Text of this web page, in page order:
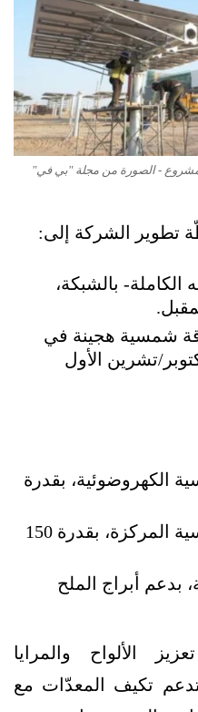
- الصورة من مجلة "بي في"
تطوير الشركة إلى:
بالشبكة،
شمسية هجينة في
تشرين الأول
الكهروضوئية، بقدرة
تركيبات الطاقة الشمسية المركزة، بقدرة 150
بدعم أبراج الملح
الألواح والمرايا
تدعم تكيف المعدّات مع